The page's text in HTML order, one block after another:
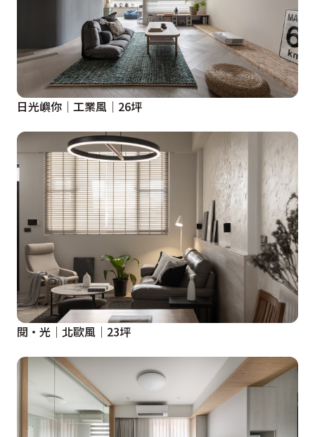
日光嶼你│工業風│26坪
閱・光│北歐風│23坪